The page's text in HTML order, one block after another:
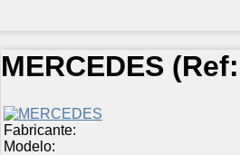
MERCEDES (Ref:
Fabricante:
Modelo: